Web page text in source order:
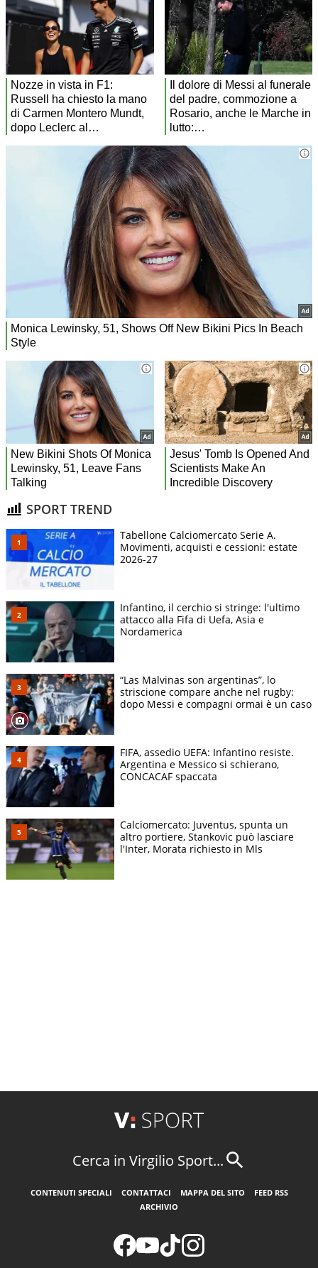
SPORT TREND
Tabellone Calciomercato Serie A.
Movimenti, acquisti e cessioni: estate
2026-27
Infantino, il cerchio si stringe: l'ultimo
attacco alla Fifa di Uefa, Asia e
Nordamerica
“Las Malvinas son argentinas”, lo
striscione compare anche nel rugby:
dopo Messi e compagni ormai è un caso
FIFA, assedio UEFA: Infantino resiste.
Argentina e Messico si schierano,
CONCACAF spaccata
Calciomercato: Juventus, spunta un
altro portiere, Stankovic può lasciare
l'Inter, Morata richiesto in Mls
Cerca in Virgilio Sport...
CONTENUTI SPECIALI CONTATTACI MAPPA DEL SITO
FEED RSS
ARCHIVIO